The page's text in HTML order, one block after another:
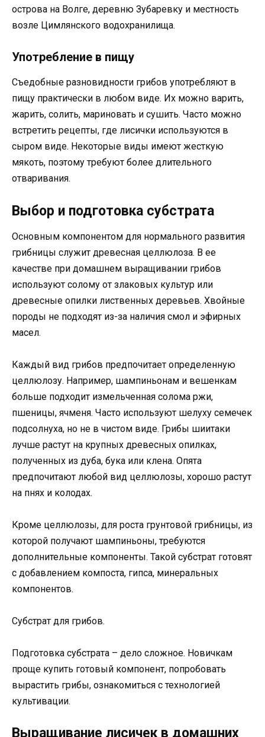
острова на Волге, деревню Зубаревку и местность
возле Цимлянского водохранилища.
Употребление в пищу
Съедобные разновидности грибов употребляют в
пищу практически в любом виде. Их можно варить,
жарить, солить, мариновать и сушить. Часто можно
встретить рецепты, где лисички используются в
сыром виде. Некоторые виды имеют жесткую
мякоть, поэтому требуют более длительного
отваривания.
Выбор и подготовка субстрата
Основным компонентом для нормального развития
грибницы служит древесная целлюлоза. В ее
качестве при домашнем выращивании грибов
используют солому от злаковых культур или
древесные опилки лиственных деревьев. Хвойные
породы не подходят из-за наличия смол и эфирных
масел.
Каждый вид грибов предпочитает определенную
целлюлозу. Например, шампиньонам и вешенкам
больше подходит измельченная солома ржи,
пшеницы, ячменя. Часто используют шелуху семечек
подсолнуха, но не в чистом виде. Грибы шиитаки
лучше растут на крупных древесных опилках,
полученных из дуба, бука или клена. Опята
предпочитают любой вид целлюлозы, хорошо растут
на пнях и колодах.
Кроме целлюлозы, для роста грунтовой грибницы, из
которой получают шампиньоны, требуются
дополнительные компоненты. Такой субстрат готовят
с добавлением компоста, гипса, минеральных
компонентов.
Субстрат для грибов.
Подготовка субстрата – дело сложное. Новичкам
проще купить готовый компонент, попробовать
вырастить грибы, ознакомиться с технологией
культивации.
Выращивание лисичек в домашних